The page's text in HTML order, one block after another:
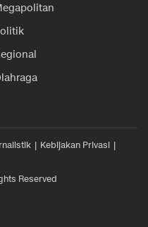
Kebijakan Privasi
Reserved